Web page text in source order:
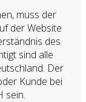
muss der
der Website
des
sind alle
Der
Kunde bei
sein.